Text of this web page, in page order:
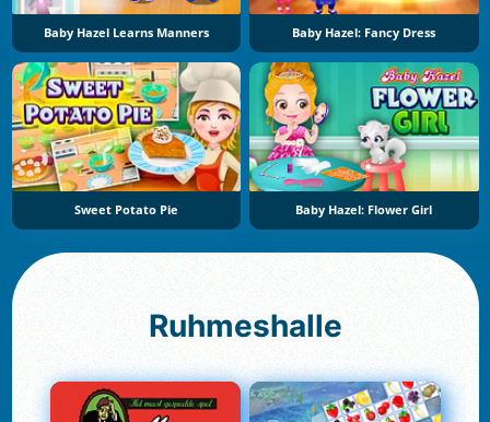
Baby Hazel Learns Manners Baby Hazel: Fancy Dress
Sweet Potato Pie Baby Hazel: Flower Girl
Ruhmeshalle